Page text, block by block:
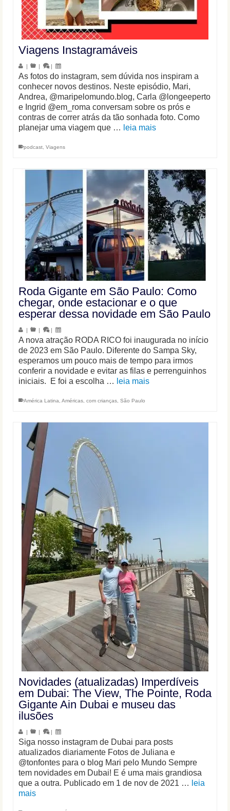
Viagens Instagramáveis
| | |
As fotos do instagram, sem dúvida nos inspiram a
conhecer novos destinos. Neste episódio, Mari,
Andrea, @maripelomundo.blog, Carla @longeeperto
e Ingrid @em_roma conversam sobre os prós e
contras de correr atrás da tão sonhada foto. Como
planejar uma viagem que … leia mais
podcast Viagens
Roda Gigante em São Paulo: Como
chegar, onde estacionar e o que
esperar dessa novidade em São Paulo
| | |
A nova atração RODA RICO foi inaugurada no início
de 2023 em São Paulo. Diferente do Sampa Sky,
esperamos um pouco mais de tempo para irmos
conferir a novidade e evitar as filas e perrenguinhos
iniciais. E foi a escolha … leia mais
América Latina Américas com crianças São Paulo
Novidades (atualizadas) Imperdíveis
em Dubai: The View, The Pointe, Roda
Gigante Ain Dubai e museu das
ilusões
| | |
Siga nosso instagram de Dubai para posts
atualizados diariamente Fotos de Juliana e
@tonfontes para o blog Mari pelo Mundo Sempre
tem novidades em Dubai! E é uma mais grandiosa
que a outra. Publicado em 1 de nov de 2021 … leia
mais